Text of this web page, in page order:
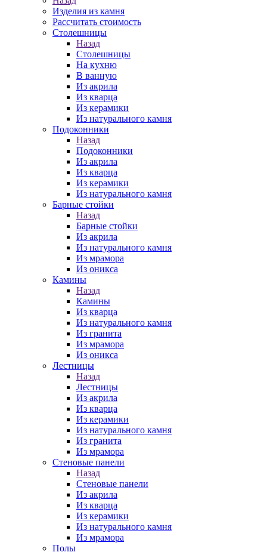
Изделия из камня
Рассчитать стоимость
Столешницы
Назад
Столешницы
На кухню
В ванную
Из акрила
Из кварца
Из керамики
Из натурального камня
Подоконники
Назад
Подоконники
Из акрила
Из кварца
Из керамики
Из натурального камня
Барные стойки
Назад
Барные стойки
Из акрила
Из натурального камня
Из мрамора
Из оникса
Камины
Назад
Камины
Из кварца
Из натурального камня
Из гранита
Из мрамора
Из оникса
Лестницы
Назад
Лестницы
Из акрила
Из кварца
Из керамики
Из натурального камня
Из гранита
Из мрамора
Стеновые панели
Назад
Стеновые панели
Из акрила
Из кварца
Из керамики
Из натурального камня
Из мрамора
Полы